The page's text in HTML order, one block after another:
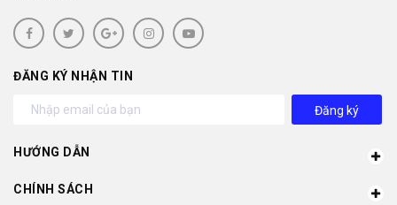
ĐĂNG KÝ NHẬN TIN
Đăng ký
HƯỚNG DẪN
CHÍNH SÁCH